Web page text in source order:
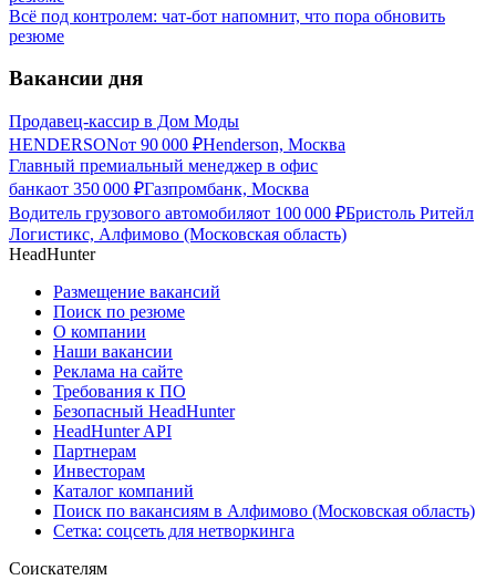
Всё под контролем: чат-бот напомнит, что пора обновить
резюме
Вакансии дня
Продавец-кассир в Дом Моды
HENDERSONот 90 000 ₽Henderson, Москва
Главный премиальный менеджер в офис
банкаот 350 000 ₽Газпромбанк, Москва
Водитель грузового автомобиляот 100 000 ₽Бристоль Ритейл
Логистикс, Алфимово (Московская область)
HeadHunter
Размещение вакансий
Поиск по резюме
О компании
Наши вакансии
Реклама на сайте
Требования к ПО
Безопасный HeadHunter
HeadHunter API
Партнерам
Инвесторам
Каталог компаний
Поиск по вакансиям в Алфимово (Московская область)
Сетка: соцсеть для нетворкинга
Соискателям